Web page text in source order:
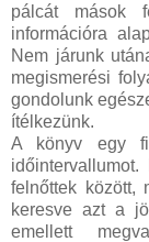
pálcát mások
információra
Nem járunk
megismerési
gondolunk
ítélkezünk.
A könyv egy
időintervallumot.
felnőttek között,
keresve azt a
emellett